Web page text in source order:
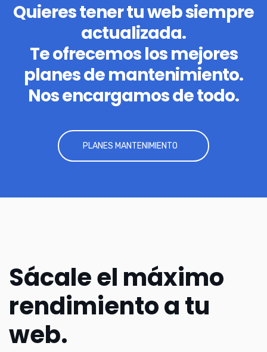
Quieres tener tu web siempre
actualizada.
Te ofrecemos los mejores
planes de mantenimiento.
Nos encargamos de todo.
PLANES MANTENIMIENTO
Sácale el máximo
rendimiento a tu
web.